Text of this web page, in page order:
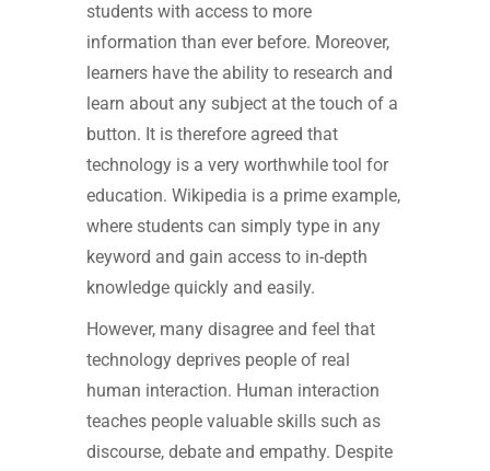
students with access to more
information than ever before. Moreover,
learners have the ability to research and
learn about any subject at the touch of a
button. It is therefore agreed that
technology is a very worthwhile tool for
education. Wikipedia is a prime example,
where students can simply type in any
keyword and gain access to in-depth
knowledge quickly and easily.
However, many disagree and feel that
technology deprives people of real
human interaction. Human interaction
teaches people valuable skills such as
discourse, debate and empathy. Despite